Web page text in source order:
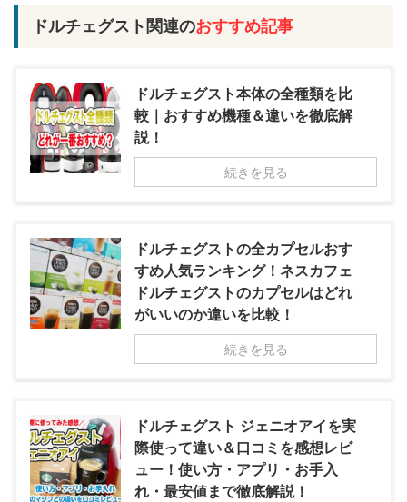
ドルチェグスト関連のおすすめ記事
ドルチェグスト本体の全種類を比
較｜おすすめ機種＆違いを徹底解
説！
続きを見る
ドルチェグストの全カプセルおす
すめ人気ランキング！ネスカフェ
ドルチェグストのカプセルはどれ
がいいのか違いを比較！
続きを見る
ドルチェグスト ジェニオアイを実
際使って違い＆口コミを感想レビ
ュー！使い方・アプリ・お手入
れ・最安値まで徹底解説！